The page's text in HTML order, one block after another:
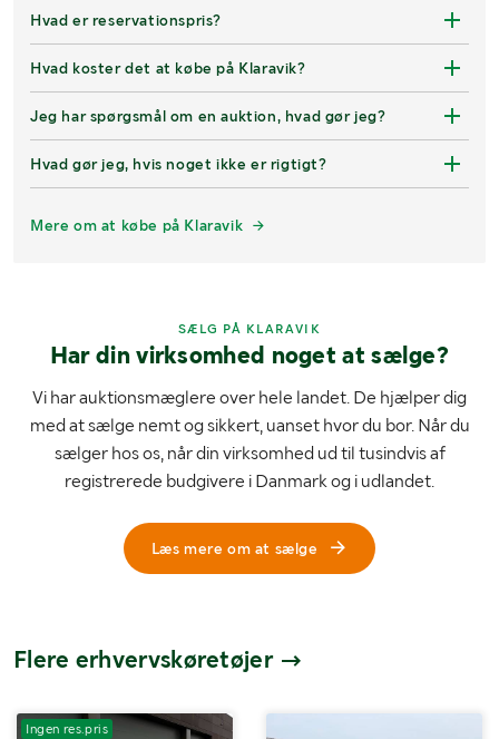
Hvad er reservationspris?
Hvad koster det at købe på Klaravik?
Jeg har spørgsmål om en auktion, hvad gør jeg?
Hvad gør jeg, hvis noget ikke er rigtigt?
Mere om at købe på Klaravik
SÆLG PÅ KLARAVIK
Har din virksomhed noget at sælge?
Vi har auktionsmæglere over hele landet. De hjælper dig
med at sælge nemt og sikkert, uanset hvor du bor. Når du
sælger hos os, når din virksomhed ud til tusindvis af
registrerede budgivere i Danmark og i udlandet.
Læs mere om at sælge
Flere erhvervskøretøjer
Ingen res.pris